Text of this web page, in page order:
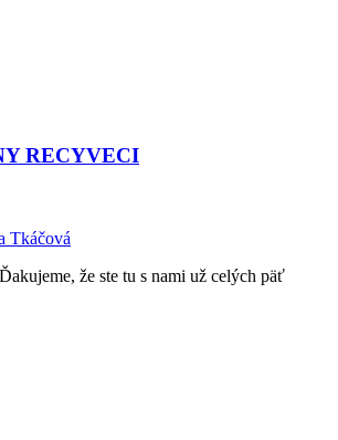
RECYVECI
Tkáčová
že ste tu s nami už celých päť